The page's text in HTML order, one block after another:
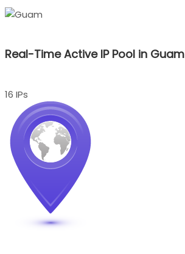
Real-Time Active IP Pool in Guam
16 IPs